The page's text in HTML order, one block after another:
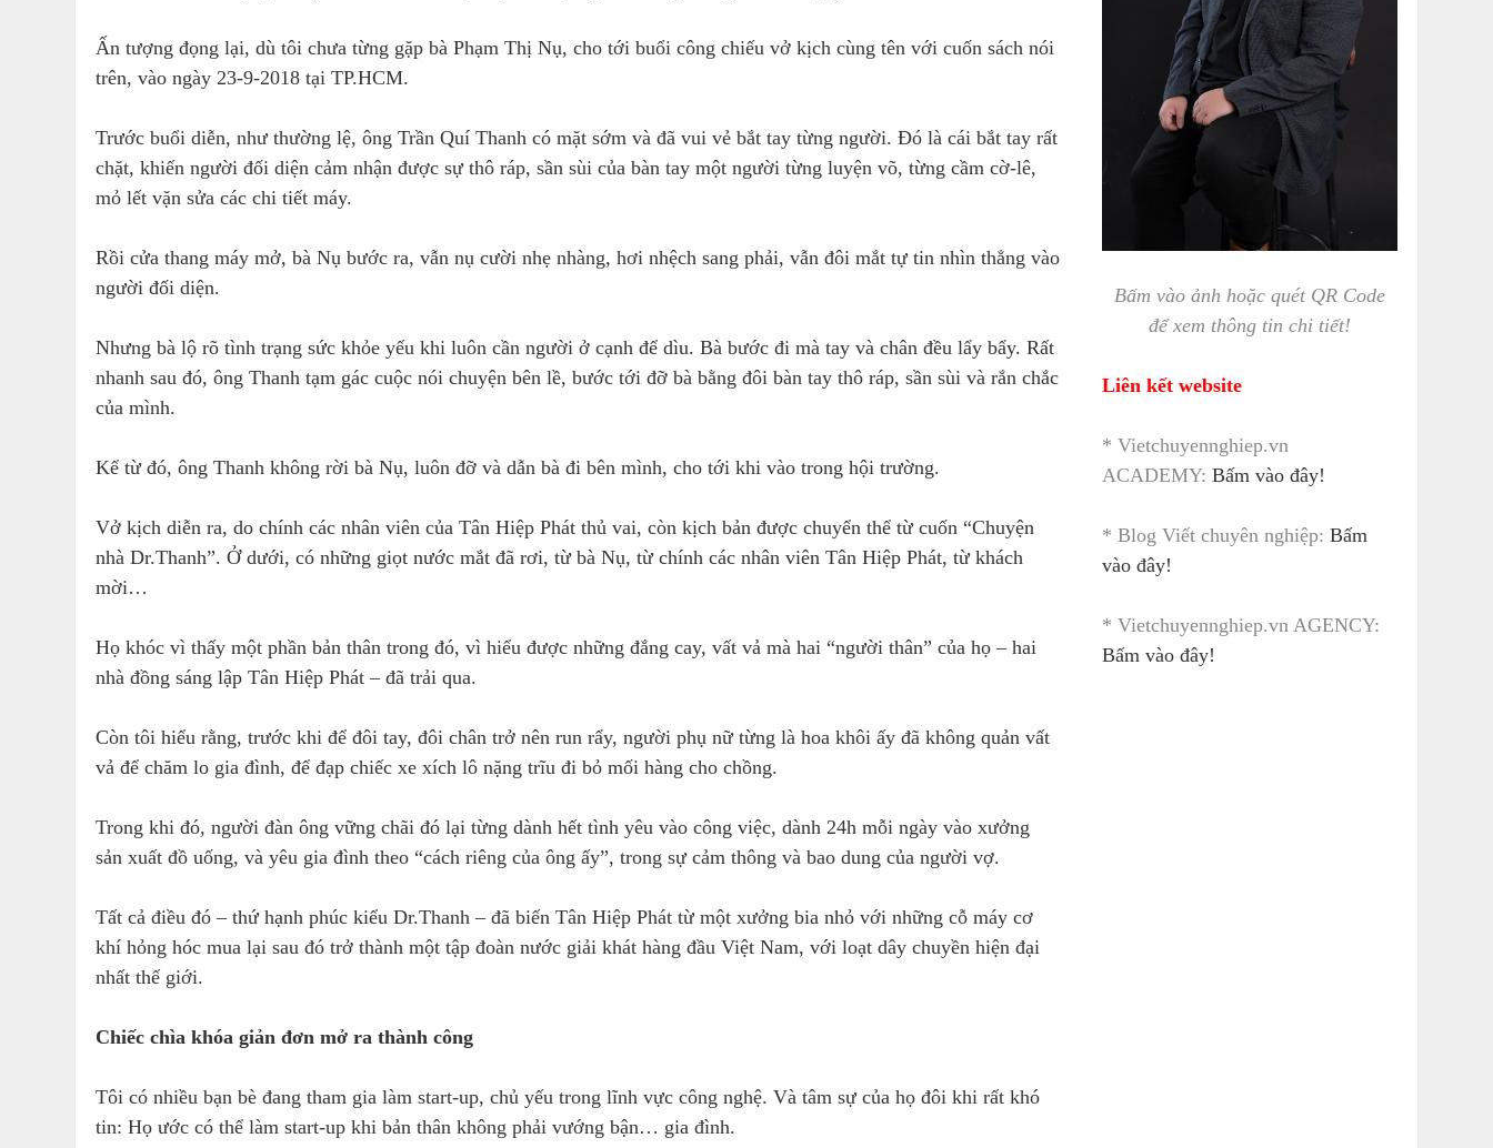
Ấn tượng đọng lại, dù tôi chưa từng gặp bà Phạm Thị Nụ, cho tới buổi công chiếu vở kịch cùng tên với cuốn sách nói
trên, vào ngày 23-9-2018 tại TP.HCM.
Trước buổi diễn, như thường lệ, ông Trần Quí Thanh có mặt sớm và đã vui vẻ bắt tay từng người. Đó là cái bắt tay rất
chặt, khiến người đối diện cảm nhận được sự thô ráp, sần sùi của bàn tay một người từng luyện võ, từng cầm cờ-lê,
mỏ lết vặn sửa các chi tiết máy.
Rồi cửa thang máy mở, bà Nụ bước ra, vẫn nụ cười nhẹ nhàng, hơi nhệch sang phải, vẫn đôi mắt tự tin nhìn thẳng vào
người đối diện.
Nhưng bà lộ rõ tình trạng sức khỏe yếu khi luôn cần người ở cạnh để dìu. Bà bước đi mà tay và chân đều lẩy bẩy. Rất
nhanh sau đó, ông Thanh tạm gác cuộc nói chuyện bên lề, bước tới đỡ bà bằng đôi bàn tay thô ráp, sần sùi và rắn chắc
của mình.
Kể từ đó, ông Thanh không rời bà Nụ, luôn đỡ và dẫn bà đi bên mình, cho tới khi vào trong hội trường.
Vở kịch diễn ra, do chính các nhân viên của Tân Hiệp Phát thủ vai, còn kịch bản được chuyển thể từ cuốn “Chuyện
nhà Dr.Thanh”. Ở dưới, có những giọt nước mắt đã rơi, từ bà Nụ, từ chính các nhân viên Tân Hiệp Phát, từ khách
mời…
Họ khóc vì thấy một phần bản thân trong đó, vì hiểu được những đắng cay, vất vả mà hai “người thân” của họ – hai
nhà đồng sáng lập Tân Hiệp Phát – đã trải qua.
Còn tôi hiểu rằng, trước khi để đôi tay, đôi chân trở nên run rẩy, người phụ nữ từng là hoa khôi ấy đã không quản vất
vả để chăm lo gia đình, để đạp chiếc xe xích lô nặng trĩu đi bỏ mối hàng cho chồng.
Trong khi đó, người đàn ông vững chãi đó lại từng dành hết tình yêu vào công việc, dành 24h mỗi ngày vào xưởng
sản xuất đồ uống, và yêu gia đình theo “cách riêng của ông ấy”, trong sự cảm thông và bao dung của người vợ.
Tất cả điều đó – thứ hạnh phúc kiểu Dr.Thanh – đã biến Tân Hiệp Phát từ một xưởng bia nhỏ với những cỗ máy cơ
khí hỏng hóc mua lại sau đó trở thành một tập đoàn nước giải khát hàng đầu Việt Nam, với loạt dây chuyền hiện đại
nhất thế giới.
Chiếc chìa khóa giản đơn mở ra thành công
Tôi có nhiều bạn bè đang tham gia làm start-up, chủ yếu trong lĩnh vực công nghệ. Và tâm sự của họ đôi khi rất khó
tin: Họ ước có thể làm start-up khi bản thân không phải vướng bận… gia đình.
Bấm vào ảnh hoặc quét QR Code
để xem thông tin chi tiết!
Liên kết website
* Vietchuyennghiep.vn
ACADEMY: Bấm vào đây!
* Blog Viết chuyên nghiệp: Bấm
vào đây!
* Vietchuyennghiep.vn AGENCY:
Bấm vào đây!